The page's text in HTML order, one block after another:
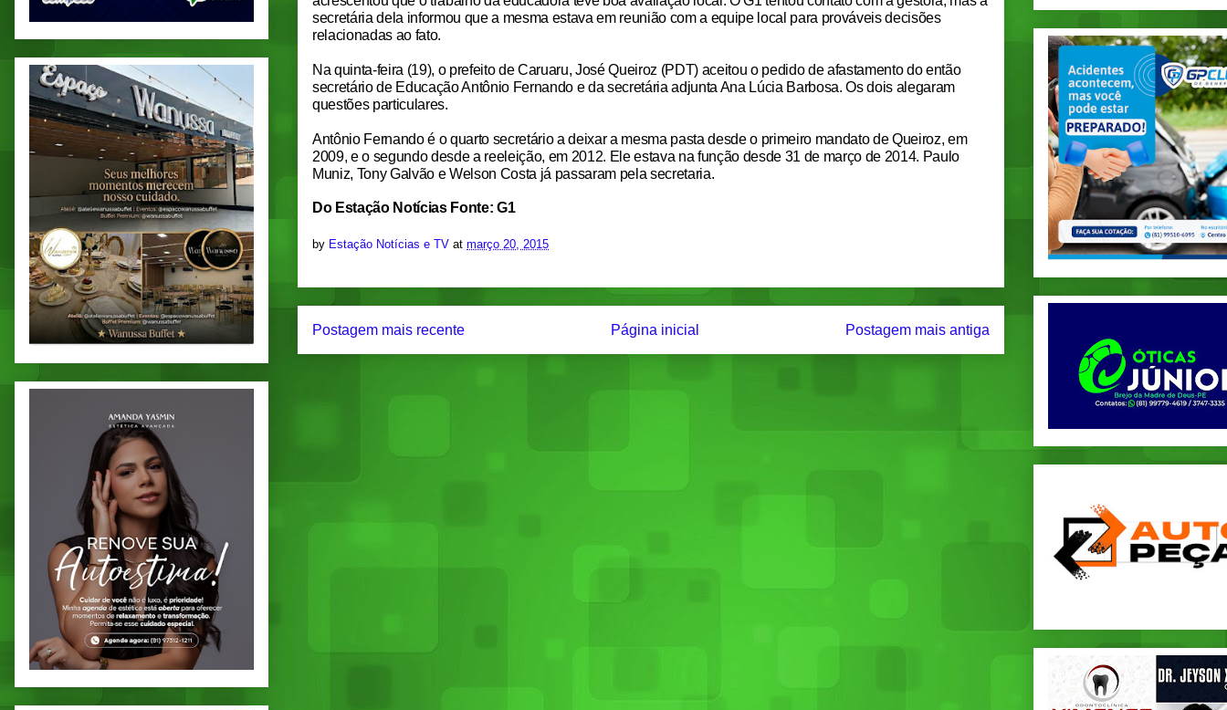
secretária dela informou que a mesma estava em reunião com a equipe local para prováveis decisões
relacionadas ao fato.
Na quinta-feira (19), o prefeito de Caruaru, José Queiroz (PDT) aceitou o pedido de afastamento do então
secretário de Educação Antônio Fernando e da secretária adjunta Ana Lúcia Barbosa. Os dois alegaram
questões particulares.
Antônio Fernando é o quarto secretário a deixar a mesma pasta desde o primeiro mandato de Queiroz, em
2009, e o segundo desde a reeleição, em 2012. Ele estava na função desde 31 de março de 2014. Paulo
Muniz, Tony Galvão e Welson Costa já passaram pela secretaria.
Do Estação Notícias Fonte: G1
by Estação Notícias e TV at março 20, 2015
Postagem mais recente Postagem mais antiga
Página inicial